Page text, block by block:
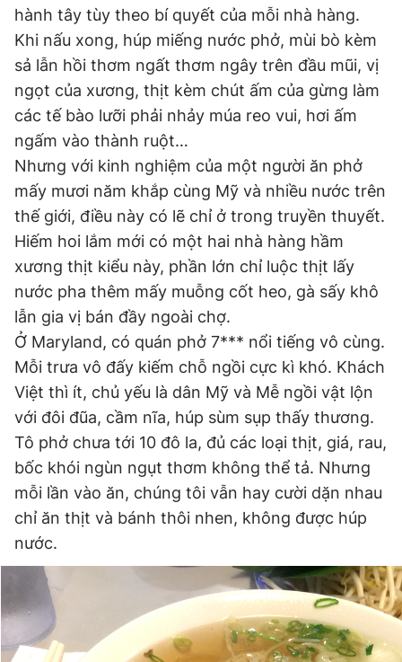
hành tây tùy theo bí quyết của mỗi nhà hàng.
Khi nấu xong, húp miếng nước phở, mùi bò kèm
sả lẫn hồi thơm ngất thơm ngây trên đầu mũi, vị
ngọt của xương, thịt kèm chút ấm của gừng làm
các tế bào lưỡi phải nhảy múa reo vui, hơi ấm
ngấm vào thành ruột…
Nhưng với kinh nghiệm của một người ăn phở
mấy mươi năm khắp cùng Mỹ và nhiều nước trên
thế giới, điều này có lẽ chỉ ở trong truyền thuyết.
Hiếm hoi lắm mới có một hai nhà hàng hầm
xương thịt kiểu này, phần lớn chỉ luộc thịt lấy
nước pha thêm mấy muỗng cốt heo, gà sấy khô
lẫn gia vị bán đầy ngoài chợ.
Ở Maryland, có quán phở 7*** nổi tiếng vô cùng.
Mỗi trưa vô đấy kiếm chỗ ngồi cực kì khó. Khách
Việt thì ít, chủ yếu là dân Mỹ và Mễ ngồi vật lộn
với đôi đũa, cầm nĩa, húp sùm sụp thấy thương.
Tô phở chưa tới 10 đô la, đủ các loại thịt, giá, rau,
bốc khói ngùn ngụt thơm không thể tả. Nhưng
mỗi lần vào ăn, chúng tôi vẫn hay cười dặn nhau
chỉ ăn thịt và bánh thôi nhen, không được húp
nước.